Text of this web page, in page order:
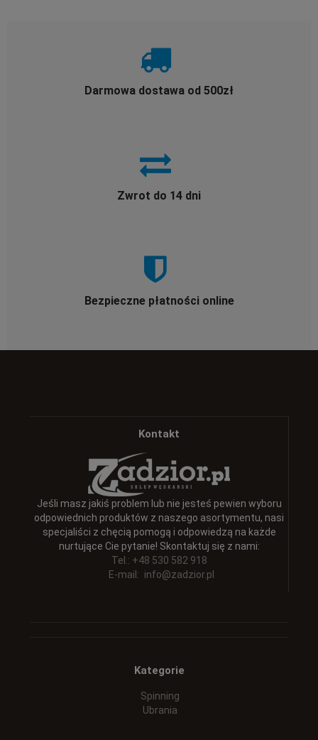
Darmowa dostawa od 500zł
Zwrot do 14 dni
Bezpieczne płatności online
Kontakt
Jeśli masz jakiś problem lub nie jesteś pewien wyboru
odpowiednich produktów z naszego asortymentu, nasi
specjaliści z chęcią pomogą i odpowiedzą na każde
nurtujące Cie pytanie! Skontaktuj się z nami:
Tel.: +48 530 582 918
E-mail: info@zadzior.pl
Kategorie
Spinning
Ubrania